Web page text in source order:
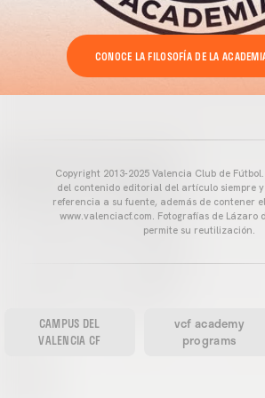
CONOCE LA FILOSOFÍA DE LA
Copyright 2013-2025 Valencia Club de
del contenido editorial del artículo siempre
referencia a su fuente, además de contener
www.valenciacf.com. Fotografías de Lázaro
permite su reutilización.
CAMPUS DEL
VALENCIA CF
vcf academy
programs